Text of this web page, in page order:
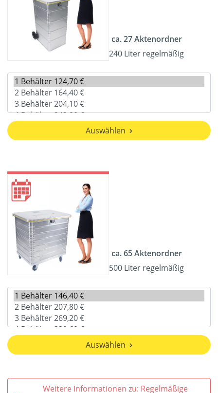
ca. 27 Aktenordner
240 Liter regelmäßig
Auswählen
ca. 65 Aktenordner
500 Liter regelmäßig
Auswählen
Weitere Informationen zu: Regelmäßige